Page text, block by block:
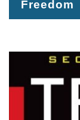
Freedom